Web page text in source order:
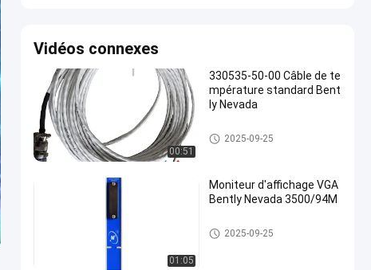
Vidéos connexes
00:51
330535-50-00 Câble de te
mpérature standard Bent
ly Nevada
Système de surveillance des vi
brations de Bently Nevada
2025-09-25
01:05
Moniteur d'affichage VGA
Bently Nevada 3500/94M
Système de surveillance des vi
brations de Bently Nevada
2025-09-25